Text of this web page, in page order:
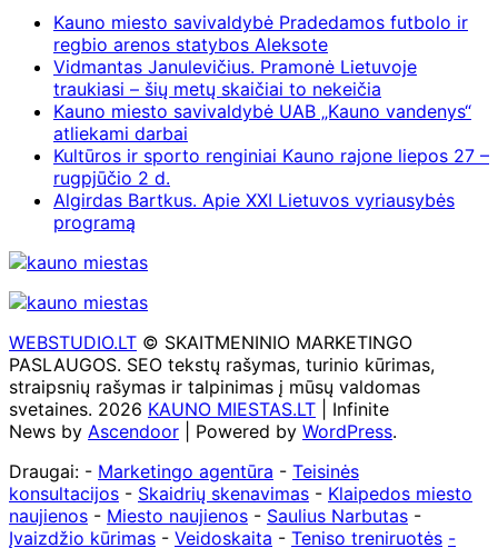
Kauno miesto savivaldybė Pradedamos futbolo ir
regbio arenos statybos Aleksote
Vidmantas Janulevičius. Pramonė Lietuvoje
traukiasi – šių metų skaičiai to nekeičia
Kauno miesto savivaldybė UAB „Kauno vandenys“
atliekami darbai
Kultūros ir sporto renginiai Kauno rajone liepos 27 –
rugpjūčio 2 d.
Algirdas Bartkus. Apie XXI Lietuvos vyriausybės
programą
WEBSTUDIO.LT © SKAITMENINIO MARKETINGO
PASLAUGOS. SEO tekstų rašymas, turinio kūrimas,
straipsnių rašymas ir talpinimas į mūsų valdomas
svetaines. 2026 KAUNO MIESTAS.LT | Infinite
News by Ascendoor | Powered by WordPress.
Draugai: - Marketingo agentūra - Teisinės
konsultacijos - Skaidrių skenavimas - Klaipedos miesto
naujienos - Miesto naujienos - Saulius Narbutas -
Įvaizdžio kūrimas - Veidoskaita - Teniso treniruotės -